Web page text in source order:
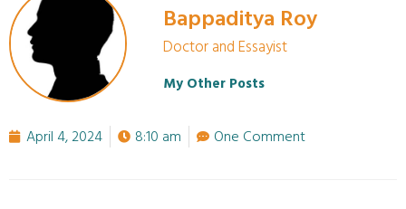
Bappaditya Roy
Doctor and Essayist
My Other Posts
April 4, 2024 8:10 am One Comment